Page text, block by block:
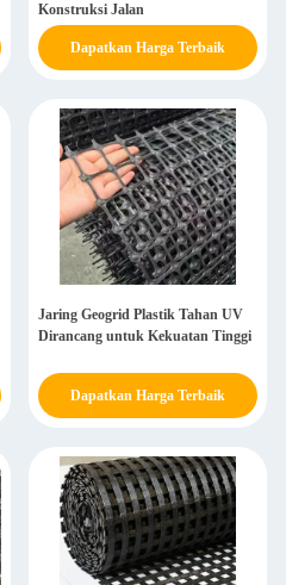
Konstruksi Jalan
Dapatkan Harga Terbaik
Jaring Geogrid Plastik Tahan UV
Dirancang untuk Kekuatan Tinggi
Dapatkan Harga Terbaik